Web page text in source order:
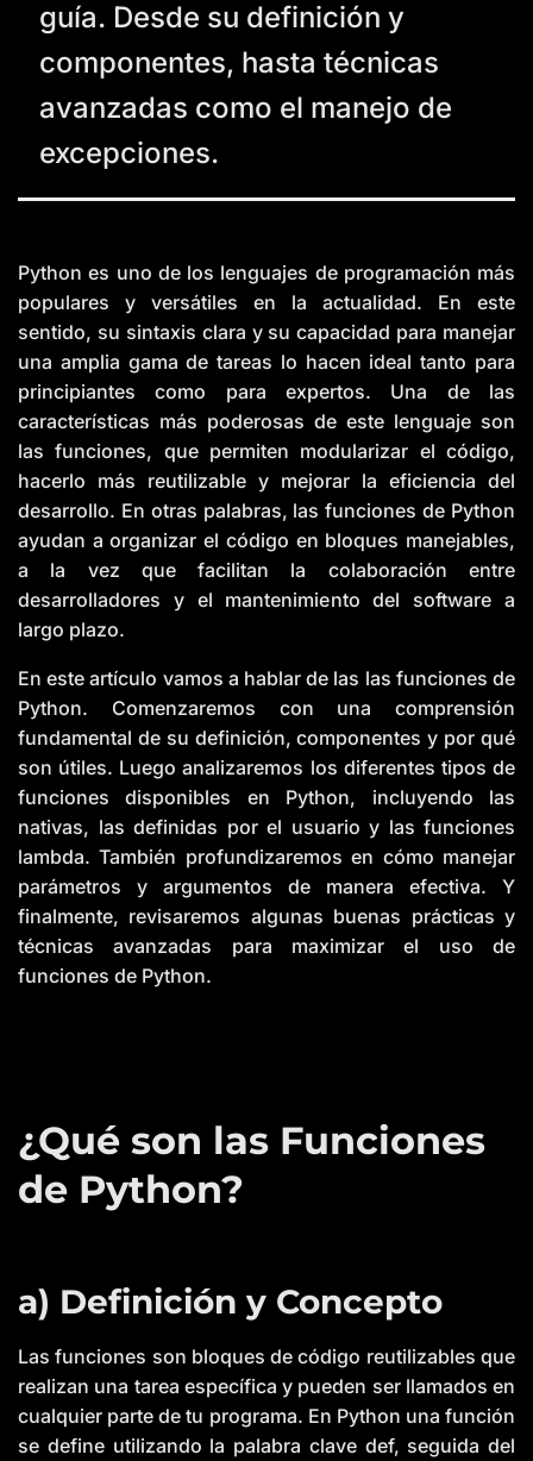
o
o
g
V
o
i
c
e
I
m
y
a
e
li
h
p
c
a
o
n
a
c
s
L
a
r
n
m
guía. Desde su definición y
componentes, hasta técnicas
avanzadas como el manejo de
excepciones.
Python es uno de los lenguajes de programación más
populares y versátiles en la actualidad. En este
sentido, su sintaxis clara y su capacidad para manejar
una amplia gama de tareas lo hacen ideal tanto para
principiantes como para expertos. Una de las
características más poderosas de este lenguaje son
las funciones, que permiten modularizar el código,
hacerlo más reutilizable y mejorar la eficiencia del
desarrollo. En otras palabras, las funciones de Python
ayudan a organizar el código en bloques manejables,
a la vez que facilitan la colaboración entre
desarrolladores y el mantenimiento del software a
largo plazo.
En este artículo vamos a hablar de las las funciones de
Python. Comenzaremos con una comprensión
fundamental de su definición, componentes y por qué
son útiles. Luego analizaremos los diferentes tipos de
funciones disponibles en Python, incluyendo las
nativas, las definidas por el usuario y las funciones
lambda. También profundizaremos en cómo manejar
parámetros y argumentos de manera efectiva. Y
finalmente, revisaremos algunas buenas prácticas y
técnicas avanzadas para maximizar el uso de
funciones de Python.
¿Qué son las Funciones
de Python?
a) Definición y Concepto
Las funciones son bloques de código reutilizables que
realizan una tarea específica y pueden ser llamados en
cualquier parte de tu programa. En Python una función
se define utilizando la palabra clave def, seguida del